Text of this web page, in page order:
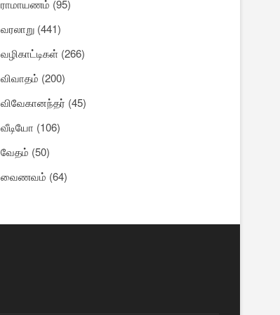
ராமாயணம் (95)
வரலாறு (441)
வழிகாட்டிகள் (266)
விவாதம் (200)
விவேகானந்தர் (45)
வீடியோ (106)
வேதம் (50)
வைணவம் (64)